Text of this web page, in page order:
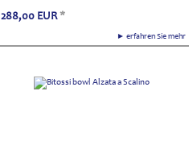
► erfahren Sie
288,00 EUR *